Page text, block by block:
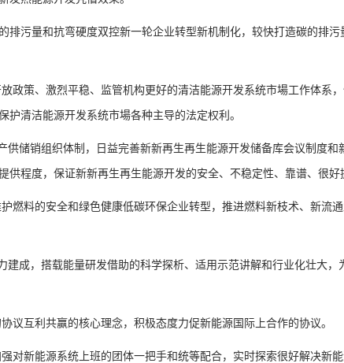
污量和抗弯硬度双控新一轮企业转型新机制化，较快打造碳的排污
策、激烈平稳、监管机构更好的清洁能源开发系统市場工作体系
清洁能源开发系统市場各种主导的法定权利。
储销组织体制，日益完善新新再生再生能源开发储备库会议制度和
程度，保证新新再生再生能源开发的安全、不稳定性、靠谱、很好
料的安全和绿色健康低碳环保企业转型，推进燃料新枝术、新流
成，搭载能量研发借助的科学探析、适用示范讲解和行业化壮大，
互利共赢的核心理念，积极态度力促新能源国际上合作的协议。
新能源系统上班的团体一把手和统等配合，实时探索很好解决新